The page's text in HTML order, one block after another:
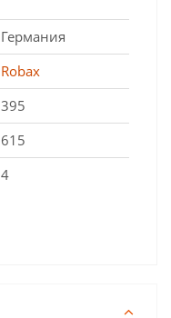
Германия
Robax
395
615
4